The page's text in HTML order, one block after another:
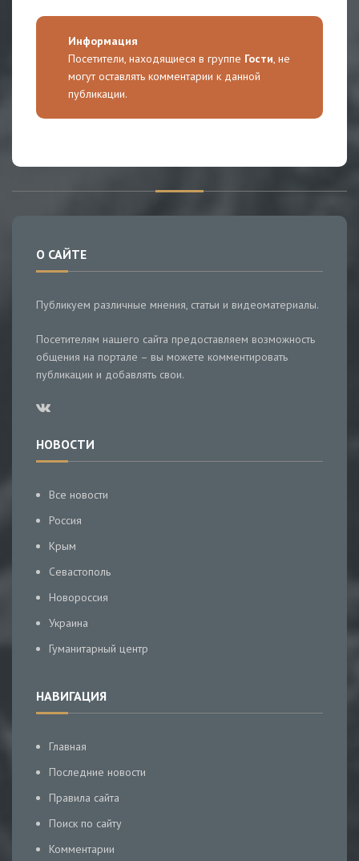
Информация
Посетители, находящиеся в группе Гости, не
могут оставлять комментарии к данной
публикации.
О САЙТЕ
Публикуем различные мнения, статьи и видеоматериалы.
Посетителям нашего сайта предоставляем возможность
общения на портале – вы можете комментировать
публикации и добавлять свои.
НОВОСТИ
Все новости
Россия
Крым
Севастополь
Новороссия
Украина
Гуманитарный центр
НАВИГАЦИЯ
Главная
Последние новости
Правила сайта
Поиск по сайту
Комментарии